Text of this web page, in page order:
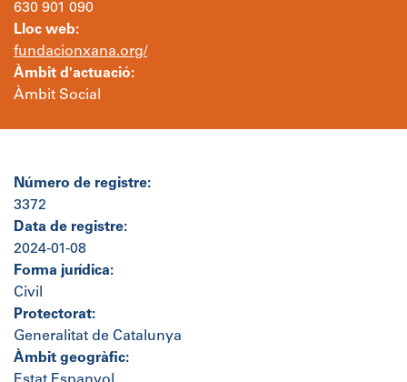
630 901 090
Lloc web:
fundacionxana.org/
Àmbit d'actuació:
Àmbit Social
Número de registre:
3372
Data de registre:
2024-01-08
Forma jurídica:
Civil
Protectorat:
Generalitat de Catalunya
Àmbit geogràfic: